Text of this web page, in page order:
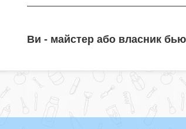
Ви - майстер або власник